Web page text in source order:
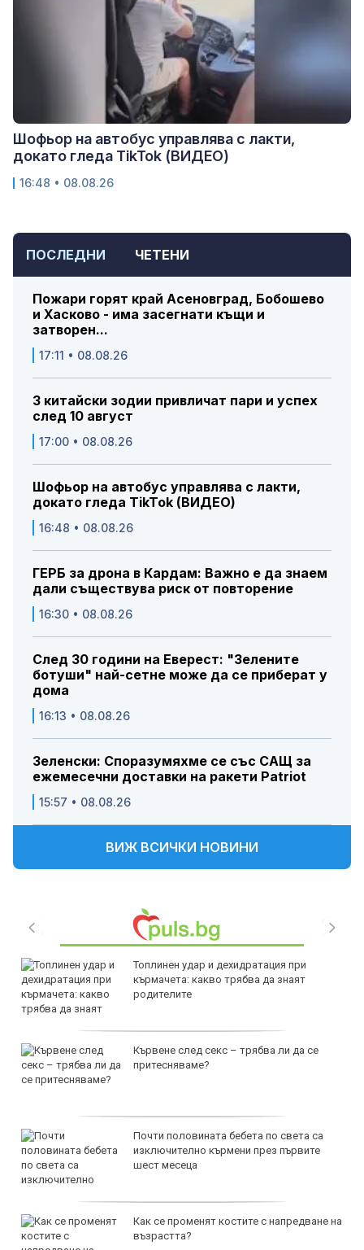
ПОСЛЕДНИ ЧЕТЕНИ
Пожари горят край Асеновград, Бобошево
и Хасково - има засегнати къщи и
затворен...
17:11 • 08.08.26
3 китайски зодии привличат пари и успех
след 10 август
17:00 • 08.08.26
Шофьор на автобус управлява с лакти,
докато гледа TikTok (ВИДЕО)
16:48 • 08.08.26
ГЕРБ за дрона в Кардам: Важно е да знаем
дали съществува риск от повторение
16:30 • 08.08.26
След 30 години на Еверест: "Зелените
ботуши" най-сетне може да се приберат у
дома
16:13 • 08.08.26
Зеленски: Споразумяхме се със САЩ за
ежемесечни доставки на ракети Patriot
15:57 • 08.08.26
ВИЖ ВСИЧКИ НОВИНИ
Топлинен удар и дехидратация при
кърмачета: какво трябва да знаят
родителите
Кървене след секс – трябва ли да се
притесняваме?
Почти половината бебета по света са
изключително кърмени през първите
шест месеца
Как се променят костите с напредване на
възрастта?
Шофьор на автобус управлява с лакти,
докато гледа TikTok (ВИДЕО)
16:48 • 08.08.26